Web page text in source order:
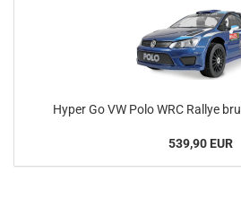
Hyper Go VW Polo WRC Rallye
539,90 EUR